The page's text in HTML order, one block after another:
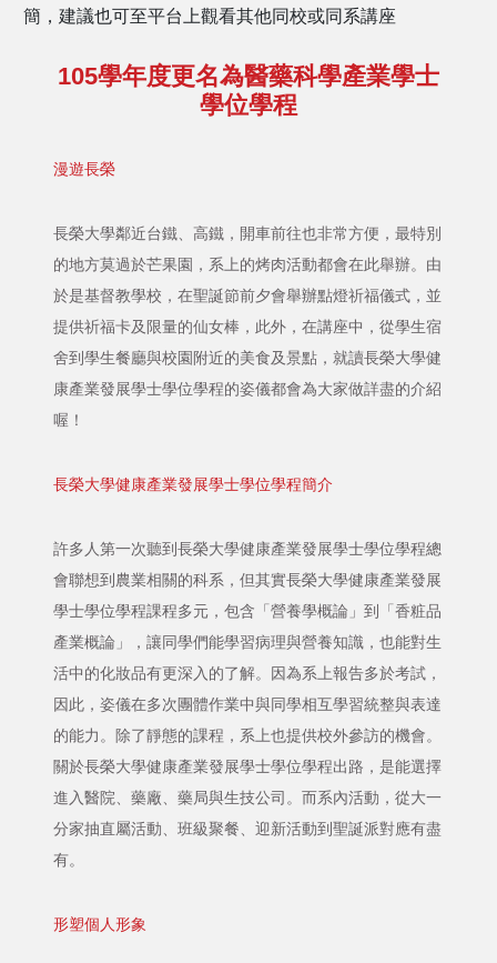
簡，建議也可至平台上觀看其他同校或同系講座
105學年度更名為醫藥科學產業學士
學位學程
漫遊長榮
長榮大學鄰近台鐵、高鐵，開車前往也非常方便，最特別
的地方莫過於芒果園，系上的烤肉活動都會在此舉辦。由
於是基督教學校，在聖誕節前夕會舉辦點燈祈福儀式，並
提供祈福卡及限量的仙女棒，此外，在講座中，從學生宿
舍到學生餐廳與校園附近的美食及景點，就讀長榮大學健
康產業發展學士學位學程的姿儀都會為大家做詳盡的介紹
喔！
長榮大學健康產業發展學士學位學程簡介
許多人第一次聽到長榮大學健康產業發展學士學位學程總
會聯想到農業相關的科系，但其實長榮大學健康產業發展
學士學位學程課程多元，包含「營養學概論」到「香粧品
產業概論」，讓同學們能學習病理與營養知識，也能對生
活中的化妝品有更深入的了解。因為系上報告多於考試，
因此，姿儀在多次團體作業中與同學相互學習統整與表達
的能力。除了靜態的課程，系上也提供校外參訪的機會。
關於長榮大學健康產業發展學士學位學程出路，是能選擇
進入醫院、藥廠、藥局與生技公司。而系內活動，從大一
分家抽直屬活動、班級聚餐、迎新活動到聖誕派對應有盡
有。
形塑個人形象